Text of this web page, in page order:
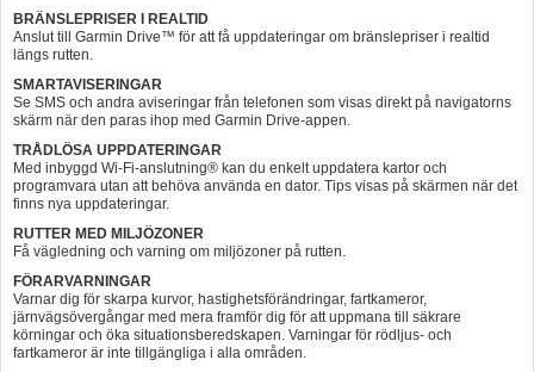
Begagnade Motorer & Båtar
BRÄNSLEPRISER I REALTID
Anslut till Garmin Drive™ för att få uppdateringar om bränslepriser i realtid
längs rutten.
SMARTAVISERINGAR
Se SMS och andra aviseringar från telefonen som visas direkt på navigatorns
skärm när den paras ihop med Garmin Drive-appen.
TRÅDLÖSA UPPDATERINGAR
Med inbyggd Wi-Fi-anslutning® kan du enkelt uppdatera kartor och
programvara utan att behöva använda en dator. Tips visas på skärmen när det
finns nya uppdateringar.
RUTTER MED MILJÖZONER
Få vägledning och varning om miljözoner på rutten.
FÖRARVARNINGAR
Varnar dig för skarpa kurvor, hastighetsförändringar, fartkameror,
järnvägsövergångar med mera framför dig för att uppmana till säkrare
körningar och öka situationsberedskapen. Varningar för rödljus- och
fartkameror är inte tillgängliga i alla områden.